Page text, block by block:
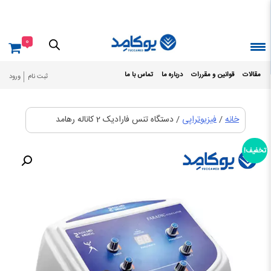
مقالات قوانین و مقررات درباره ما تماس با ما ثبت نام ورود
0
خانه/فیزیوتراپی / دستگاه تنس فارادیک 2 کاناله رهامد
تخفیف!